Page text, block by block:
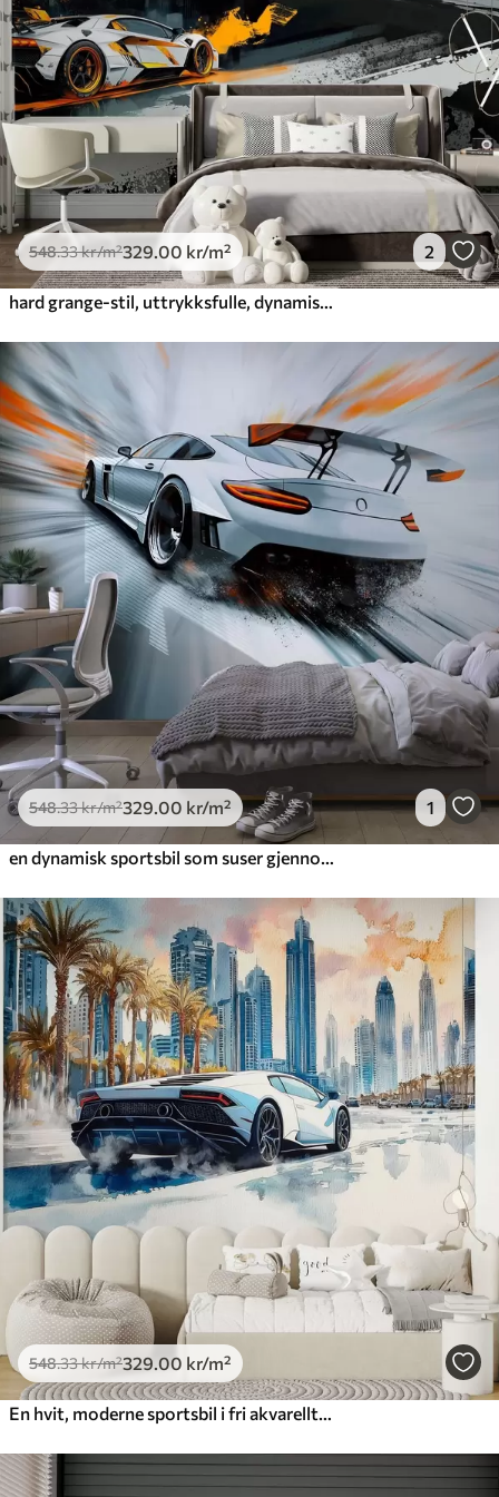
Premium vinyl
650.00390.00kr/m²
Peel and Stick
925.00555.00kr/m²
548.33kr/m²329 .00 kr/m² 2
548.33kr/m²329 .00 kr/m² 1
548.33kr/m²329 .00 kr/m²